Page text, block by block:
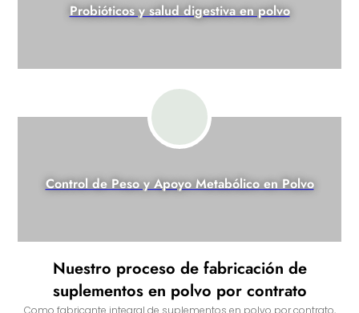
Probióticos y salud digestiva en polvo
Control de Peso y Apoyo Metabólico en Polvo
Nuestro proceso de fabricación de
suplementos en polvo por contrato